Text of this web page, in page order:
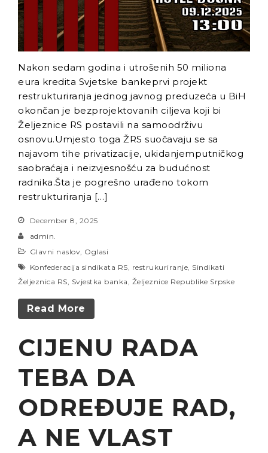
Industrijski slom kao
sistemska kriza: Nova
Ljubija, Željezara Zenica i
granice održivosti bh.
Nakon sedam godina i utrošenih 50 miliona
eura kredita Svjetske bankeprvi projekt
restrukturiranja jednog javnog preduzeća u BiH
okončan je bezprojektovanih ciljeva koji bi
Željeznice RS postavili na samoodrživu
osnovu.Umjesto toga ŽRS suočavaju se sa
najavom tihe privatizacije, ukidanjemputničkog
saobraćaja i neizvjesnošću za budućnost
radnika.Šta je pogrešno urađeno tokom
restrukturiranja […]
December 8, 2025
admin.
Glavni naslov, Oglasi
Konfederacija sindikata RS, restrukuriranje, Sindikati
Željeznica RS, Svjestka banka, Željeznice Republike Srpske
Read More
CIJENU RADA
TEBA DA
ODREĐUJE RAD,
A NE VLAST